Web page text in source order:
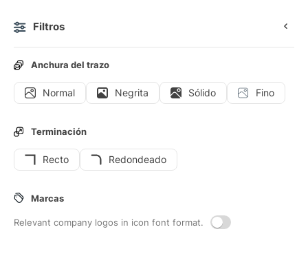
Filtros
Anchura del trazo
Normal Negrita Sólido Fino
Terminación
Recto Redondeado
Marcas
Relevant company logos in icon font format.
Iconos Iconos de interfaz
abajo